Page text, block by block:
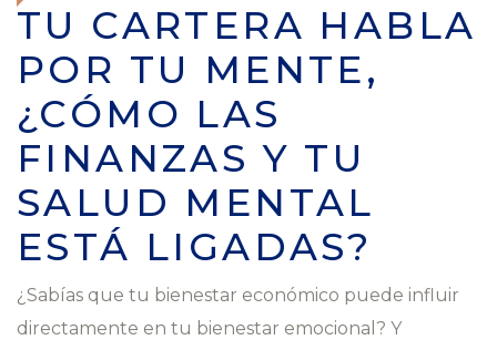
TU CARTERA HABLA
POR TU MENTE,
¿CÓMO LAS
FINANZAS Y TU
SALUD MENTAL
ESTÁ LIGADAS?
¿Sabías que tu bienestar económico puede influir
directamente en tu bienestar emocional? Y